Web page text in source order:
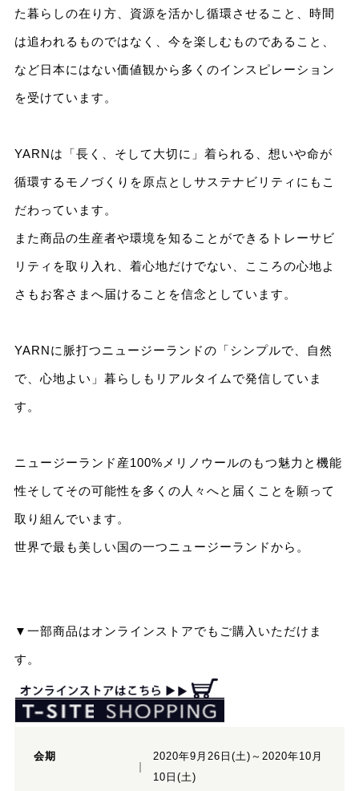
た暮らしの在り方、資源を活かし循環させること、時間
は追われるものではなく、今を楽しむものであること、
など日本にはない価値観から多くのインスピレーション
を受けています。
YARNは「長く、そして大切に」着られる、想いや命が
循環するモノづくりを原点としサステナビリティにもこ
だわっています。
また商品の生産者や環境を知ることができるトレーサビ
リティを取り入れ、着心地だけでない、こころの心地よ
さもお客さまへ届けることを信念としています。
YARNに脈打つニュージーランドの「シンプルで、自然
で、心地よい」暮らしもリアルタイムで発信していま
す。
ニュージーランド産100%メリノウールのもつ魅力と機能
性そしてその可能性を多くの人々へと届くことを願って
取り組んでいます。
世界で最も美しい国の一つニュージーランドから。
▼一部商品はオンラインストアでもご購入いただけま
す。
会期
2020年9月26日(土)～2020年10月
10日(土)